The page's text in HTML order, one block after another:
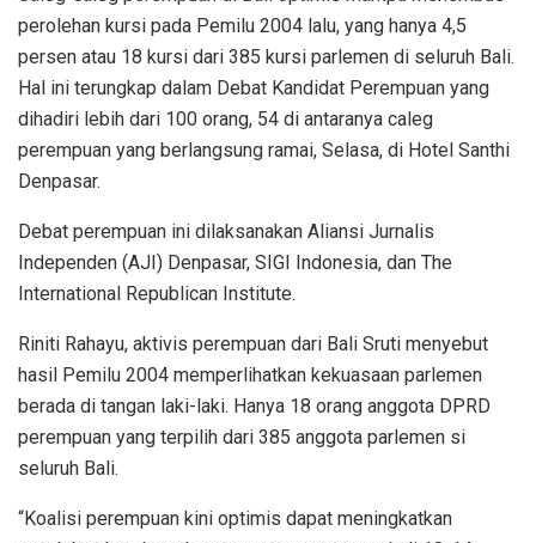
perolehan kursi pada Pemilu 2004 lalu, yang hanya 4,5
persen atau 18 kursi dari 385 kursi parlemen di seluruh Bali.
Hal ini terungkap dalam Debat Kandidat Perempuan yang
dihadiri lebih dari 100 orang, 54 di antaranya caleg
perempuan yang berlangsung ramai, Selasa, di Hotel Santhi
Denpasar.
Debat perempuan ini dilaksanakan Aliansi Jurnalis
Independen (AJI) Denpasar, SIGI Indonesia, dan The
International Republican Institute.
Riniti Rahayu, aktivis perempuan dari Bali Sruti menyebut
hasil Pemilu 2004 memperlihatkan kekuasaan parlemen
berada di tangan laki-laki. Hanya 18 orang anggota DPRD
perempuan yang terpilih dari 385 anggota parlemen si
seluruh Bali.
“Koalisi perempuan kini optimis dapat meningkatkan